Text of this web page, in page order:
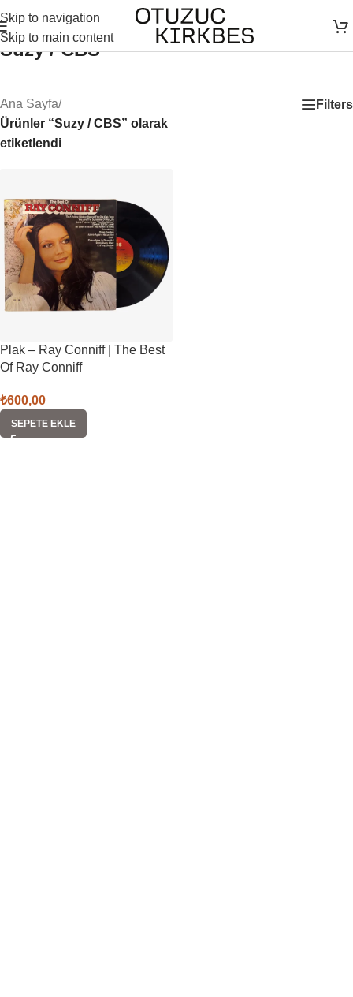
Skip to navigation
Skip to main content
Suzy / CBS
Ana Sayfa/
Ürünler “Suzy / CBS” olarak
etiketlendi
Filters
Plak – Ray Conniff | The Best
Of Ray Conniff
₺600,00
SEPETE EKLE